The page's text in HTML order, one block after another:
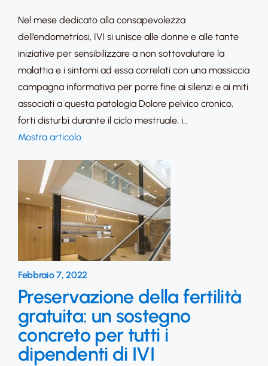
Nel mese dedicato alla consapevolezza
dell’endometriosi, IVI si unisce alle donne e alle tante
iniziative per sensibilizzare a non sottovalutare la
malattia e i sintomi ad essa correlati con una massiccia
campagna informativa per porre fine ai silenzi e ai miti
associati a questa patologia Dolore pelvico cronico,
forti disturbi durante il ciclo mestruale, i…
Mostra articolo
Febbraio 7, 2022
Preservazione della fertilità
gratuita: un sostegno
concreto per tutti i
dipendenti di IVI